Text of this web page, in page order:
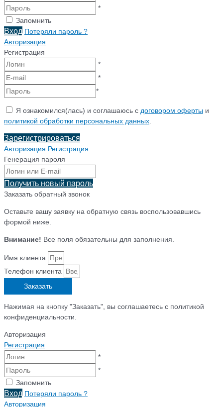
*
Запомнить
Вход Потеряли пароль ?
Авторизация
Регистрация
*
*
*
Я ознакомился(лась) и соглашаюсь с договором оферты и
политикой обработки персональных данных
Зарегистрироваться
Авторизация Регистрация
Генерация пароля
Получить новый пароль
Заказать обратный звонок
Оставьте вашу заявку на обратную связь воспользовавшись
формой ниже.
Внимание! Все поля обязательны для заполнения.
Имя клиента
Телефон клиента
Заказать
Нажимая на кнопку "Заказать", вы соглашаетесь с политикой
конфиденциальности.
Авторизация
Регистрация
*
*
Запомнить
Вход Потеряли пароль ?
Авторизация